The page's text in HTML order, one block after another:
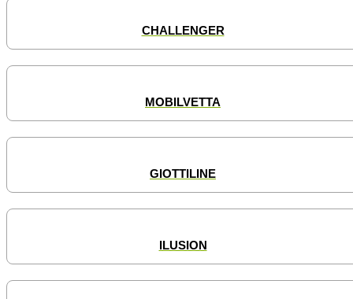
CHALLENGER
MOBILVETTA
GIOTTILINE
ILUSION